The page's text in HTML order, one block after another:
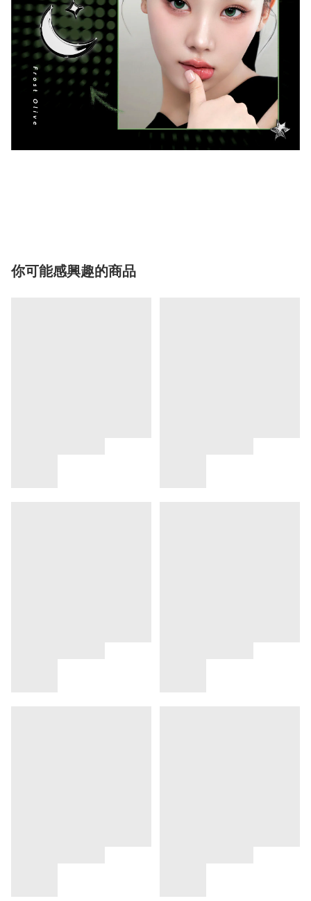
你可能感興趣的商品